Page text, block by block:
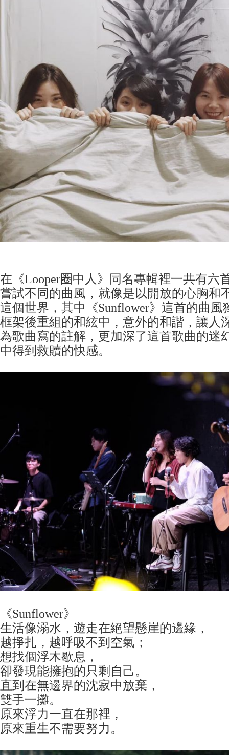
在《Looper圈中人》同名專輯裡一共有六
嘗試不同的曲風，就像是以開放的心胸和
這個世界，其中《Sunflower》這首的曲風
框架後重組的和絃中，意外的和諧，讓人
為歌曲寫的註解，更加深了這首歌曲的迷
中得到救贖的快感。
《Sunflower》
生活像溺水，遊走在絕望懸崖的邊緣，
越掙扎，越呼吸不到空氣；
想找個浮木歇息，
卻發現能擁抱的只剩自己。
直到在無邊界的沈寂中放棄，
雙手一攤。
原來浮力一直在那裡，
原來重生不需要努力。